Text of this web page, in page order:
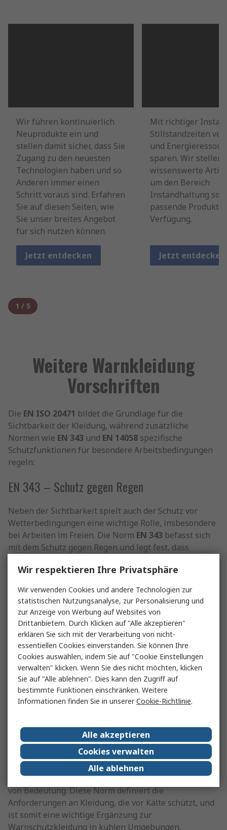
Wir führen kontinuierlich
Neuprodukte ein und
stellen damit sicher, dass Sie
Zugang zu den neuesten
Technologien haben und so
Anderen immer einen
Schritt voraus sind. Erfahren
Sie auf diesen Seiten, wie
Sie unser breites Angebot
für sich nutzen können.
Jetzt entdecken
Mit richtiger
Stillstandzeiten
und
sparen. Wir stellen
wissenswerte
um den Bereich
Instandhaltung
passende Produkte
Verfügung.
Jetzt entdecken
1 / 5
Weitere Warnkleidung
Vorschriften
Die EN ISO 20471 bildet die Grundlage für die
Sichtbarkeit der Kleidung, während zusätzliche
Normen wie EN 343 und EN 14058 spezifische
Schutzfunktionen für besondere Arbeitsbedingungen
regeln:
EN 343 – Schutz gegen Regen
Neben der Sichtbarkeit spielt auch der Schutz vor
Wetterbedingungen eine wichtige Rolle, insbesondere
bei Arbeiten im Freien. Die Norm EN 343 befasst sich
mit dem Schutz gegen Regen und legt fest, dass
sein muss. Sie ist in Klassen unterteilt, die den Grad
definieren.
Wichtige Aspekte der EN 343:
Wasserdichtheit : Die Kleidung muss wasserdicht
sein, um die Mitarbeitenden bei Arbeiten im
Freien vor Nässe zu schützen.
Atmungsaktivität: Gleichzeitig muss die
Kleidung atmungsaktiv sein, um ein angenehmes
Trageklima zu gewährleisten und übermäßiges
EN 14058 – Schutz gegen Kälte
Für Arbeiten bei niedrigen Temperaturen, wie etwa im
Winterdienst oder im Hochbau, ist die NormEN 14058
von Bedeutung. Diese Norm definiert die
Anforderungen an Kleidung, die vor Kälte schützt, und
ist somit eine wichtige Ergänzung zur
Warnschutzkleidung in kühlen Umgebungen.
Wir respektieren Ihre Privatsphäre
Wir verwenden Cookies und andere Technologien zur
statistischen Nutzungsanalyse, zur Personalisierung und
zur Anzeige von Werbung auf Websites von
Drittanbietern. Durch Klicken auf "Alle akzeptieren"
erklären Sie sich mit der Verarbeitung von nicht-
essentiellen Cookies einverstanden. Sie können Ihre
Cookies auswählen, indem Sie auf "Cookie Einstellungen
verwalten" klicken. Wenn Sie dies nicht möchten, klicken
Sie auf "Alle ablehnen". Dies kann den Zugriff auf
bestimmte Funktionen einschränken. Weitere
Informationen finden Sie in unsererCookie-Richtlinie.
Alle akzeptieren
Cookies verwalten
Alle ablehnen